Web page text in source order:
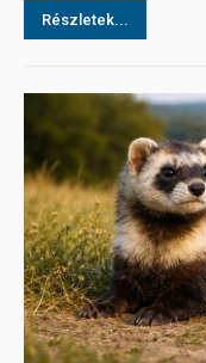
Részletek...